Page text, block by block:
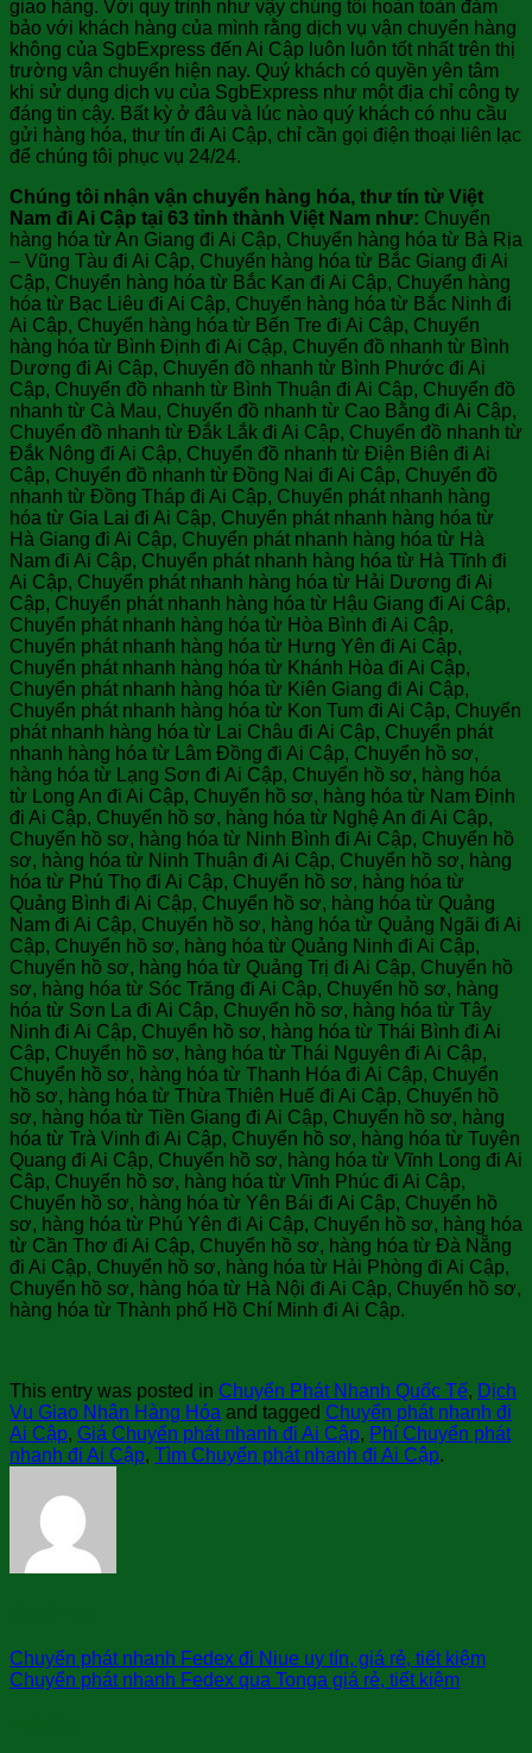
giao hàng. Với quy trình như vậy chúng tôi hoàn toàn đảm
bảo với khách hàng của mình rằng dịch vụ vận chuyển hàng
không của SgbExpress đến Ai Cập luôn luôn tốt nhất trên thị
trường vận chuyển hiện nay. Quý khách có quyền yên tâm
khi sử dụng dịch vụ của SgbExpress như một địa chỉ công ty
đáng tin cậy. Bất kỳ ở đâu và lúc nào quý khách có nhu cầu
gửi hàng hóa, thư tín đi Ai Cập, chỉ cần gọi điện thoại liên lạc
để chúng tôi phục vụ 24/24.
Chúng tôi nhận vận chuyển hàng hóa, thư tín từ Việt
Nam đi Ai Cập tại 63 tỉnh thành Việt Nam như: Chuyển
hàng hóa từ An Giang đi Ai Cập, Chuyển hàng hóa từ Bà Rịa
– Vũng Tàu đi Ai Cập, Chuyển hàng hóa từ Bắc Giang đi Ai
Cập, Chuyển hàng hóa từ Bắc Kạn đi Ai Cập, Chuyển hàng
hóa từ Bạc Liêu đi Ai Cập, Chuyển hàng hóa từ Bắc Ninh đi
Ai Cập, Chuyển hàng hóa từ Bến Tre đi Ai Cập, Chuyển
hàng hóa từ Bình Định đi Ai Cập, Chuyển đồ nhanh từ Bình
Dương đi Ai Cập, Chuyển đồ nhanh từ Bình Phước đi Ai
Cập, Chuyển đồ nhanh từ Bình Thuận đi Ai Cập, Chuyển đồ
nhanh từ Cà Mau, Chuyển đồ nhanh từ Cao Bằng đi Ai Cập,
Chuyển đồ nhanh từ Đắk Lắk đi Ai Cập, Chuyển đồ nhanh từ
Đắk Nông đi Ai Cập, Chuyển đồ nhanh từ Điện Biên đi Ai
Cập, Chuyển đồ nhanh từ Đồng Nai đi Ai Cập, Chuyển đồ
nhanh từ Đồng Tháp đi Ai Cập, Chuyển phát nhanh hàng
hóa từ Gia Lai đi Ai Cập, Chuyển phát nhanh hàng hóa từ
Hà Giang đi Ai Cập, Chuyển phát nhanh hàng hóa từ Hà
Nam đi Ai Cập, Chuyển phát nhanh hàng hóa từ Hà Tĩnh đi
Ai Cập, Chuyển phát nhanh hàng hóa từ Hải Dương đi Ai
Cập, Chuyển phát nhanh hàng hóa từ Hậu Giang đi Ai Cập,
Chuyển phát nhanh hàng hóa từ Hòa Bình đi Ai Cập,
Chuyển phát nhanh hàng hóa từ Hưng Yên đi Ai Cập,
Chuyển phát nhanh hàng hóa từ Khánh Hòa đi Ai Cập,
Chuyển phát nhanh hàng hóa từ Kiên Giang đi Ai Cập,
Chuyển phát nhanh hàng hóa từ Kon Tum đi Ai Cập, Chuyển
phát nhanh hàng hóa từ Lai Châu đi Ai Cập, Chuyển phát
nhanh hàng hóa từ Lâm Đồng đi Ai Cập, Chuyển hồ sơ,
hàng hóa từ Lạng Sơn đi Ai Cập, Chuyển hồ sơ, hàng hóa
từ Long An đi Ai Cập, Chuyển hồ sơ, hàng hóa từ Nam Định
đi Ai Cập, Chuyển hồ sơ, hàng hóa từ Nghệ An đi Ai Cập,
Chuyển hồ sơ, hàng hóa từ Ninh Bình đi Ai Cập, Chuyển hồ
sơ, hàng hóa từ Ninh Thuận đi Ai Cập, Chuyển hồ sơ, hàng
hóa từ Phú Thọ đi Ai Cập, Chuyển hồ sơ, hàng hóa từ
Quảng Bình đi Ai Cập, Chuyển hồ sơ, hàng hóa từ Quảng
Nam đi Ai Cập, Chuyển hồ sơ, hàng hóa từ Quảng Ngãi đi Ai
Cập, Chuyển hồ sơ, hàng hóa từ Quảng Ninh đi Ai Cập,
Chuyển hồ sơ, hàng hóa từ Quảng Trị đi Ai Cập, Chuyển hồ
sơ, hàng hóa từ Sóc Trăng đi Ai Cập, Chuyển hồ sơ, hàng
hóa từ Sơn La đi Ai Cập, Chuyển hồ sơ, hàng hóa từ Tây
Ninh đi Ai Cập, Chuyển hồ sơ, hàng hóa từ Thái Bình đi Ai
Cập, Chuyển hồ sơ, hàng hóa từ Thái Nguyên đi Ai Cập,
Chuyển hồ sơ, hàng hóa từ Thanh Hóa đi Ai Cập, Chuyển
hồ sơ, hàng hóa từ Thừa Thiên Huế đi Ai Cập, Chuyển hồ
sơ, hàng hóa từ Tiền Giang đi Ai Cập, Chuyển hồ sơ, hàng
hóa từ Trà Vinh đi Ai Cập, Chuyển hồ sơ, hàng hóa từ Tuyên
Quang đi Ai Cập, Chuyển hồ sơ, hàng hóa từ Vĩnh Long đi Ai
Cập, Chuyển hồ sơ, hàng hóa từ Vĩnh Phúc đi Ai Cập,
Chuyển hồ sơ, hàng hóa từ Yên Bái đi Ai Cập, Chuyển hồ
sơ, hàng hóa từ Phú Yên đi Ai Cập, Chuyển hồ sơ, hàng hóa
từ Cần Thơ đi Ai Cập, Chuyển hồ sơ, hàng hóa từ Đà Nẵng
đi Ai Cập, Chuyển hồ sơ, hàng hóa từ Hải Phòng đi Ai Cập,
Chuyển hồ sơ, hàng hóa từ Hà Nội đi Ai Cập, Chuyển hồ sơ,
hàng hóa từ Thành phố Hồ Chí Minh đi Ai Cập.
This entry was posted in Chuyển Phát Nhanh Quốc Tế, Dịch
Vụ Giao Nhận Hàng Hóa and tagged Chuyển phát nhanh đi
Ai Cập, Giá Chuyển phát nhanh đi Ai Cập, Phí Chuyển phát
nhanh đi Ai Cập, Tìm Chuyển phát nhanh đi Ai Cập.
Chuyển phát nhanh Fedex đi Niue uy tín, giá rẻ, tiết kiệm
Chuyển phát nhanh Fedex qua Tonga giá rẻ, tiết kiệm